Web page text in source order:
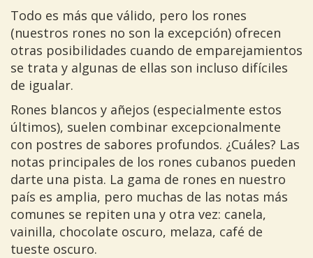
Todo es más que válido, pero los rones
(nuestros rones no son la excepción) ofrecen
otras posibilidades cuando de emparejamientos
se trata y algunas de ellas son incluso difíciles
de igualar.
Rones blancos y añejos (especialmente estos
últimos), suelen combinar excepcionalmente
con postres de sabores profundos. ¿Cuáles? Las
notas principales de los rones cubanos pueden
darte una pista. La gama de rones en nuestro
país es amplia, pero muchas de las notas más
comunes se repiten una y otra vez: canela,
vainilla, chocolate oscuro, melaza, café de
tueste oscuro.